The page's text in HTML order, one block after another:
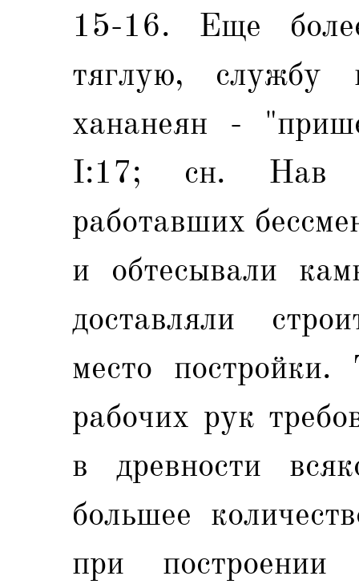
15-16. Еще
тяглую, службу
хананеян -
I:17; сн. Нав
работавших
и обтесывали
доставляли
место постройки.
рабочих рук
в древности
большее
при построении